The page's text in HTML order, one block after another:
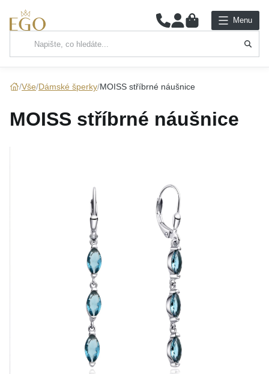
0 Menu
Hlavní kategorie
Vše Dámské šperky MOISS stříbrné náušnice
MOISS stříbrné náušnice